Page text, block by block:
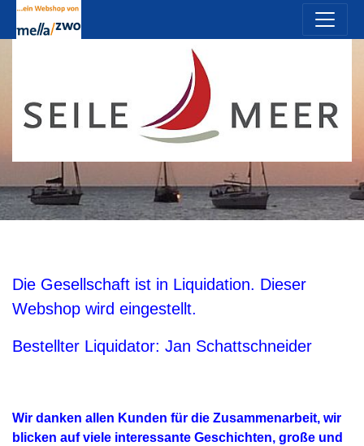
Die Gesellschaft ist in Liquidation. Dieser
Webshop wird eingestellt.
Bestellter Liquidator: Jan Schattschneider
Wir danken allen Kunden für die Zusammenarbeit, wir
blicken auf viele interessante Geschichten, große und